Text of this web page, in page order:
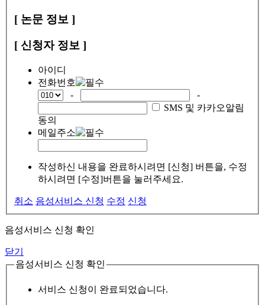
[ 논문 정보 ]
[ 신청자 정보 ]
아이디
전화번호
-
-
SMS 및 카카오알림
동의
메일주소
작성하신 내용을 완료하시려면 [신청] 버튼을, 수정
하시려면 [수정]버튼을 눌러주세요.
취소 음성서비스 신청 수정 신청
음성서비스 신청 확인
닫기
음성서비스 신청 확인
서비스 신청이 완료되었습니다.